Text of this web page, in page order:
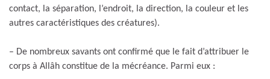
contact, la séparation, l’endroit, la direction, la couleur et les
autres caractéristiques des créatures).
– De nombreux savants ont confirmé que le fait d’attribuer le
corps à Allâh constitue de la mécréance. Parmi eux :